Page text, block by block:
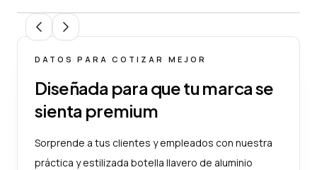
DATOS PARA COTIZAR MEJOR
Diseñada para que tu marca se
sienta premium
Sorprende a tus clientes y empleados con nuestra
práctica y estilizada botella llavero de aluminio